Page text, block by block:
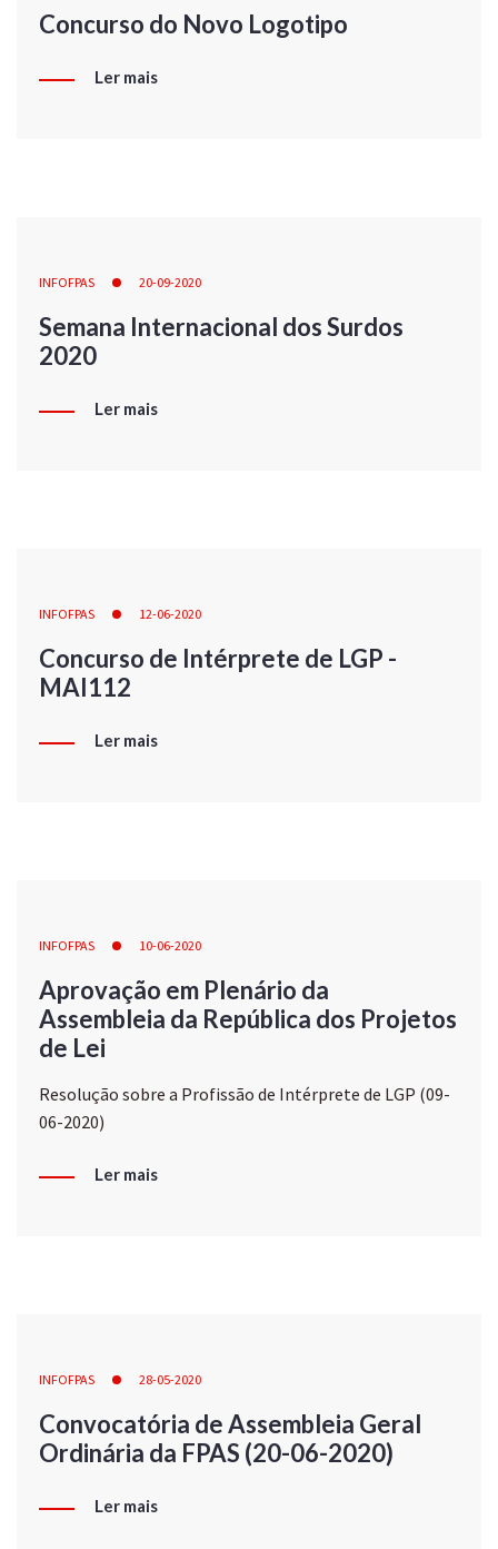
Concurso do Novo Logotipo
Ler mais
INFOFPAS 20-09-2020
Semana Internacional dos Surdos
2020
Ler mais
INFOFPAS 12-06-2020
Concurso de Intérprete de LGP -
MAI112
Ler mais
INFOFPAS 10-06-2020
Aprovação em Plenário da
Assembleia da República dos Projetos
de Lei
Resolução sobre a Profissão de Intérprete de LGP (09-
06-2020)
Ler mais
INFOFPAS 28-05-2020
Convocatória de Assembleia Geral
Ordinária da FPAS (20-06-2020)
Ler mais